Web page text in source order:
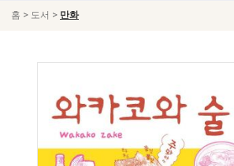
홈 > 도서 > 만화